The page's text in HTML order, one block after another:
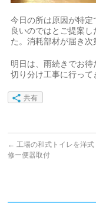
今日の所は原因が特
良いのではとご提案
た。消耗部材が届き次
明日は、雨続きでお
切り分け工事に行って
共有
← 工場の和式トイレを洋式
修ー便器取付